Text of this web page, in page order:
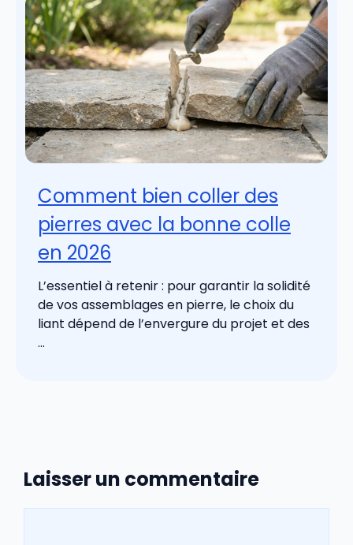
Comment bien coller des
pierres avec la bonne colle
en 2026
L’essentiel à retenir : pour garantir la solidité
de vos assemblages en pierre, le choix du
liant dépend de l’envergure du projet et des
...
Laisser un commentaire